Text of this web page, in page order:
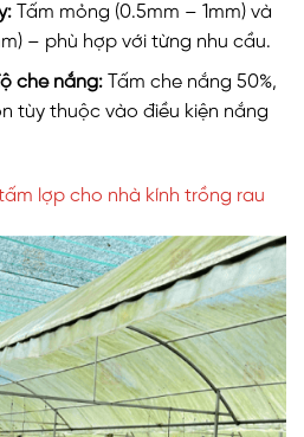
Tấm mỏng (0.5mm – 1mm) và
– phù hợp với từng nhu cầu.
che nắng:Tấm che nắng 50%,
tùy thuộc vào điều kiện nắng
lợp cho nhà kính trồng rau